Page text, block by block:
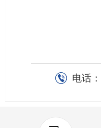
电话：